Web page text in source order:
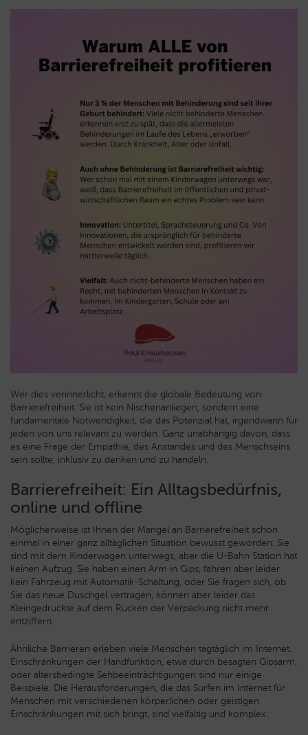
Wer dies verinnerlicht, erkennt die globale Bedeutung von
Barrierefreiheit: Sie ist kein Nischenanliegen, sondern eine
fundamentale Notwendigkeit, die das Potenzial hat, irgendwann für
jeden von uns relevant zu werden. Ganz unabhängig davon, dass
es eine Frage der Empathie, des Anstandes und des Menschseins
sein sollte, inklusiv zu denken und zu handeln.
Barrierefreiheit: Ein Alltagsbedürfnis,
online und offline
Möglicherweise ist Ihnen der Mangel an Barrierefreiheit schon
einmal in einer ganz alltäglichen Situation bewusst geworden: Sie
sind mit dem Kinderwagen unterwegs, aber die U-Bahn Station hat
keinen Aufzug. Sie haben einen Arm in Gips, fahren aber leider
kein Fahrzeug mit Automatik-Schaltung, oder Sie fragen sich, ob
Sie das neue Duschgel vertragen, können aber leider das
Kleingedruckte auf dem Rücken der Verpackung nicht mehr
entziffern.
Ähnliche Barrieren erleben viele Menschen tagtäglich im Internet.
Einschränkungen der Handfunktion, etwa durch besagten Gipsarm,
oder altersbedingte Sehbeeinträchtigungen sind nur einige
Beispiele. Die Herausforderungen, die das Surfen im Internet für
Menschen mit verschiedenen körperlichen oder geistigen
Einschränkungen mit sich bringt, sind vielfältig und komplex: